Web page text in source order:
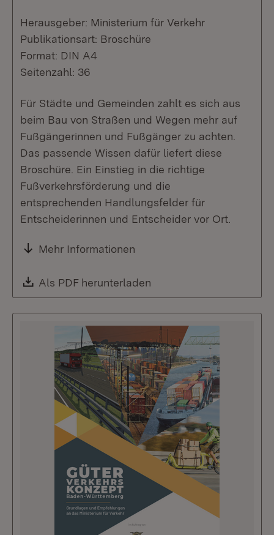
Herausgeber: Ministerium für Verkehr
Publikationsart: Broschüre
Format: DIN A4
Seitenzahl: 36
Für Städte und Gemeinden zahlt es sich aus
beim Bau von Straßen und Wegen mehr auf
Fußgängerinnen und Fußgänger zu achten.
Das passende Wissen dafür liefert diese
Broschüre. Ein Einstieg in die richtige
Fußverkehrsförderung und die
entsprechenden Handlungsfelder für
Entscheiderinnen und Entscheider vor Ort.
Mehr Informationen
Download:
Als PDF herunterladen